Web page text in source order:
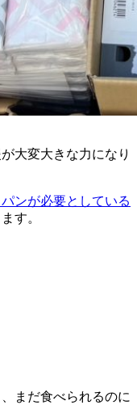
大変大きな力になり
ンが必要としている
す。
まだ食べられるのに